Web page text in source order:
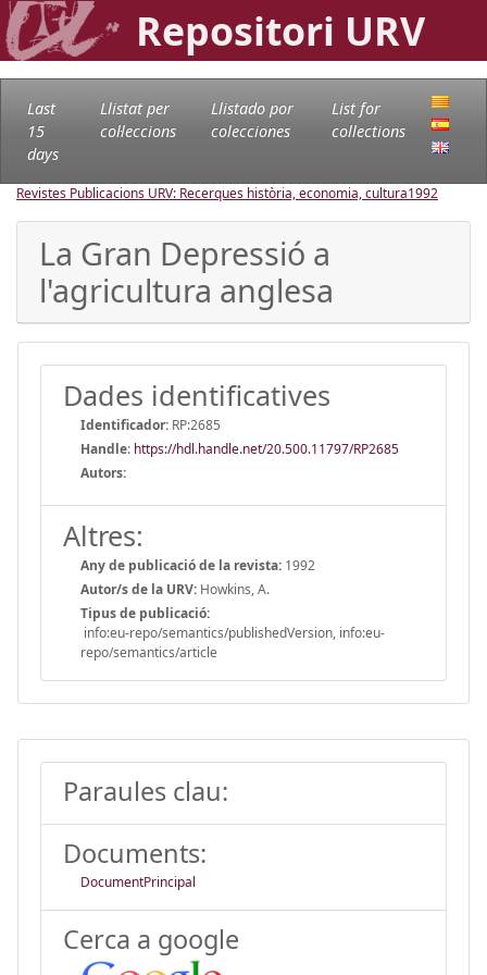
Repositori URV
Last
15
days
Llistat per
col·leccions
Llistado por
colecciones
List for
collections
Revistes Publicacions URV: Recerques història, economia, cultura1992
La Gran Depressió a
l'agricultura anglesa
Dades identificatives
Identificador: RP:2685
Handle: https://hdl.handle.net/20.500.11797/RP2685
Autors:
Altres:
Any de publicació de la revista: 1992
Autor/s de la URV: Howkins, A.
Tipus de publicació:
info:eu-repo/semantics/publishedVersion, info:eu-
repo/semantics/article
Paraules clau:
Documents:
DocumentPrincipal
Cerca a google